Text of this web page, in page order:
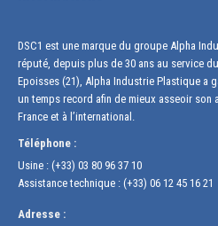
DSC1 est une marque du groupe Alpha
réputé, depuis plus de 30 ans au service
Epoisses (21), Alpha Industrie Plastique a
un temps record afin de mieux asseoir son
France et à l’international.
Téléphone :
Usine : (+33) 03 80 96 37 10
Assistance technique : (+33) 06 12 45 16 21
Adresse :